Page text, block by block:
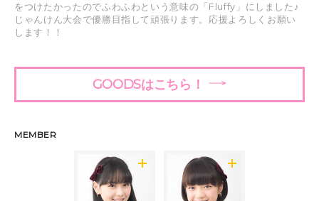
をつけたかったのでふわふわという意味の「Fluffy」にしました♪
じゃんけん大会で優勝目指して頑張ります。応援よろしくお願い
します！！
GOODSはこちら！
MEMBER